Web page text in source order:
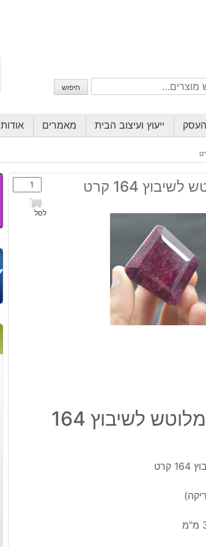
חיפוש
העסק ייעוץ ועיצוב הבית מאמרים אודות
164 קרט
כמות
של
אבן
לסל
אבן חן: רובי מלוטש לשיבוץ 164